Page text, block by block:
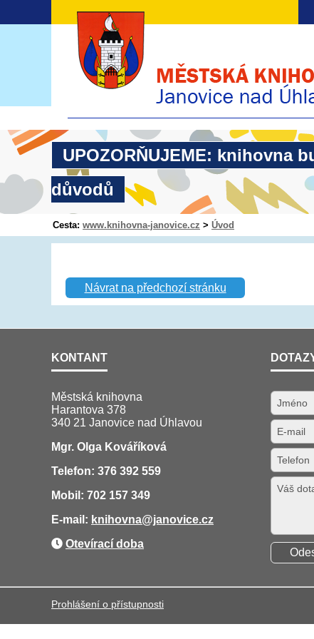
UPOZORŇUJEME: knihovna
důvodů
Cesta: www.knihovna-janovice.cz > Úvod
Návrat na předchozí stránku
KONTANT
Městská knihovna
Harantova 378
340 21 Janovice nad Úhlavou
Mgr. Olga Kováříková
Telefon: 376 392 559
Mobil: 702 157 349
E-mail: knihovna@janovice.cz
Otevírací doba
Prohlášení o přístupnosti